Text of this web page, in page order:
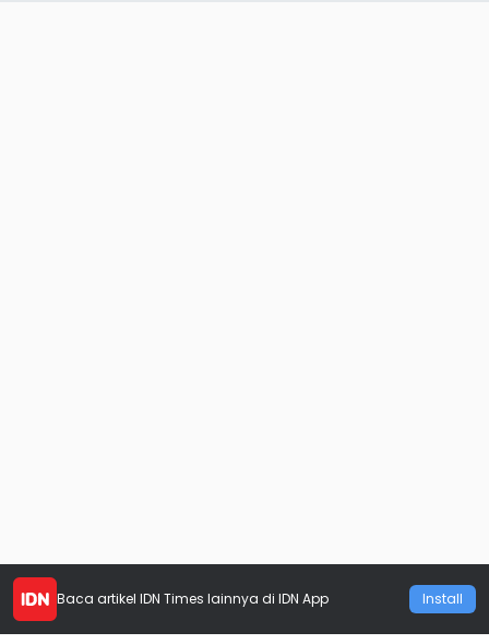
Baca artikel IDN Times lainnya di IDN App Install